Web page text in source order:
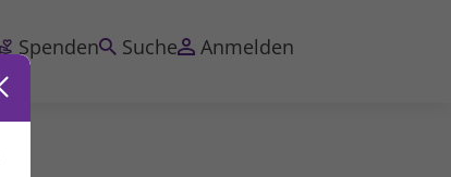
Spenden Suche Anmelden